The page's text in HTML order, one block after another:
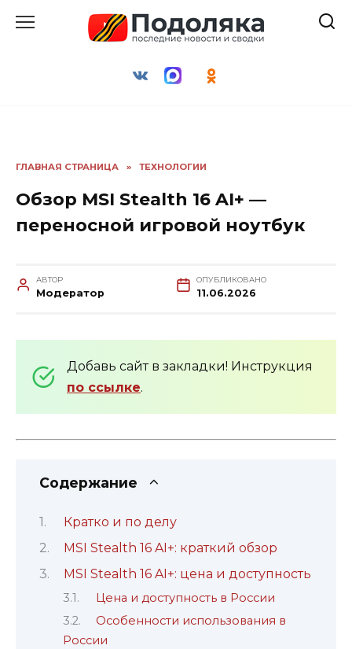
ГЛАВНАЯ СТРАНИЦА » ТЕХНОЛОГИИ
Обзор MSI Stealth 16 AI+ —
переносной игровой ноутбук
АВТОР
Модератор
ОПУБЛИКОВАНО
11.06.2026
Добавь сайт в закладки! Инструкция
по ссылке.
Содержание
Кратко и по делу
MSI Stealth 16 AI+: краткий обзор
MSI Stealth 16 AI+: цена и доступность
Цена и доступность в России
Особенности использования в
России